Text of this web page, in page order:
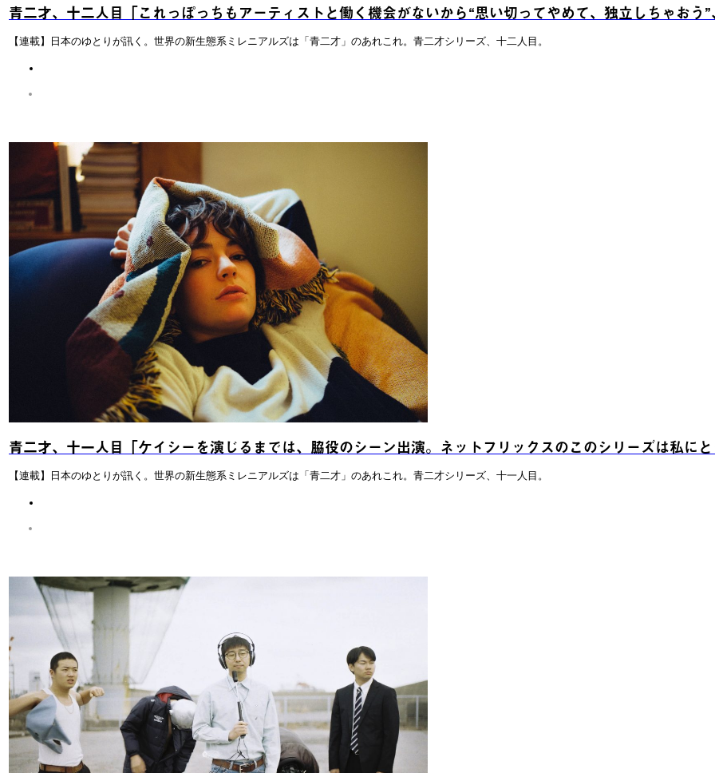
青二才、十二人目「これっぽっちもアーティストと働く機会がないから“思い切ってやめて、独立しちゃおう
【連載】日本のゆとりが訊く。世界の新生態系ミレニアルズは「青二才」のあれこれ。青二才シリーズ、十二人目。
青二才、十一人目「ケイシーを演じるまでは、脇役のシーン出演。ネットフリックスのこのシリーズは私に
【連載】日本のゆとりが訊く。世界の新生態系ミレニアルズは「青二才」のあれこれ。青二才シリーズ、十一人目。